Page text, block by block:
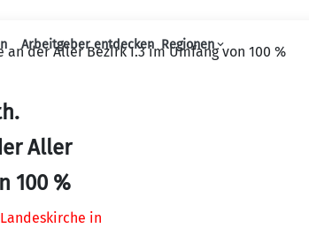
Haupt-Navigation
Arbeitgeber entdecken Regionen
der Aller Bezirk I.3 im Umfang von 100 %
Aller
100 %
in